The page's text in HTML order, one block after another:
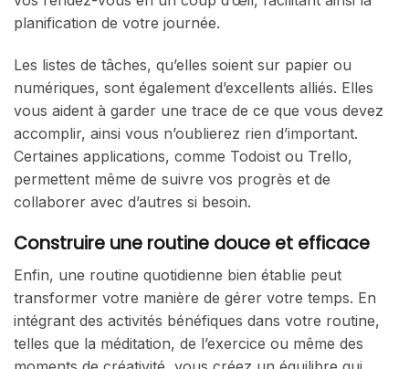
planification de votre journée.
Les listes de tâches, qu’elles soient sur papier ou
numériques, sont également d’excellents alliés. Elles
vous aident à garder une trace de ce que vous devez
accomplir, ainsi vous n’oublierez rien d’important.
Certaines applications, comme Todoist ou Trello,
permettent même de suivre vos progrès et de
collaborer avec d’autres si besoin.
Construire une routine douce et efficace
Enfin, une routine quotidienne bien établie peut
transformer votre manière de gérer votre temps. En
intégrant des activités bénéfiques dans votre routine,
telles que la méditation, de l’exercice ou même des